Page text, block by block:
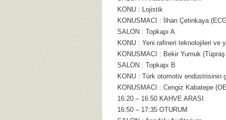
KONU : Lojistik
KONUSMACI : İlhan Çetinkaya
SALON : Topkapı A
KONU : Yeni rafineri teknolojileri ve
KONUSMACI : Bekir Yumuk
SALON : Topkapı B
KONU : Türk otomotiv endüstrisinin
KONUSMACI : Cengiz Kabatepe
16:20 – 16:50 KAHVE ARASI
16:50 – 17:35 OTURUM